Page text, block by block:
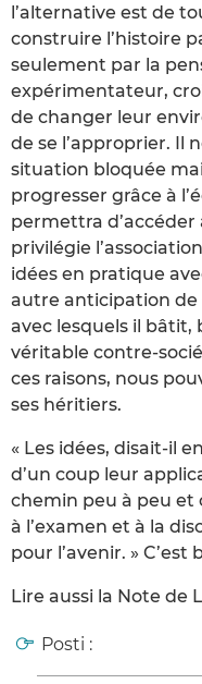
l’alternative est de
construire l’histoire
seulement par la
expérimentateur,
de changer leur
de se l’approprier. Il
situation bloquée
progresser grâce à
permettra
privilégie
idées en pratique
autre anticipation de
avec lesquels il bâtit,
véritable contre-
ces raisons, nous
ses héritiers.
« Les idées, disait-il
d’un coup leur
chemin peu à peu et
à l’examen et à la
pour l’avenir. »
Lire aussi la Note de
Posti :